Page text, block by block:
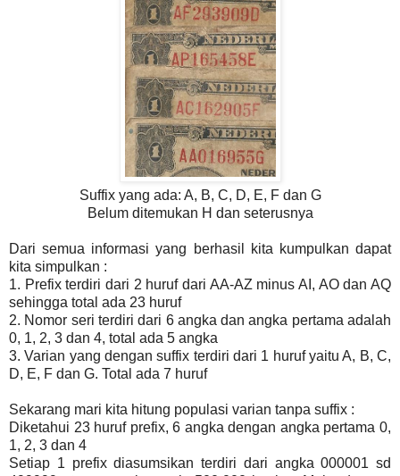
Suffix yang ada: A, B, C, D, E, F dan G
Belum ditemukan H dan seterusnya
Dari semua informasi yang berhasil kita kumpulkan dapat
kita simpulkan :
1. Prefix terdiri dari 2 huruf dari AA-AZ minus AI, AO dan AQ
sehingga total ada 23 huruf
2. Nomor seri terdiri dari 6 angka dan angka pertama adalah
0, 1, 2, 3 dan 4, total ada 5 angka
3. Varian yang dengan suffix terdiri dari 1 huruf yaitu A, B, C,
D, E, F dan G. Total ada 7 huruf
Sekarang mari kita hitung populasi varian tanpa suffix :
Diketahui 23 huruf prefix, 6 angka dengan angka pertama 0,
1, 2, 3 dan 4
Setiap 1 prefix diasumsikan terdiri dari angka 000001 sd